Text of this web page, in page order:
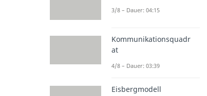
3/8 – Dauer: 04:15
Kommunikationsquadr
at
4/8 – Dauer: 03:39
Eisbergmodell